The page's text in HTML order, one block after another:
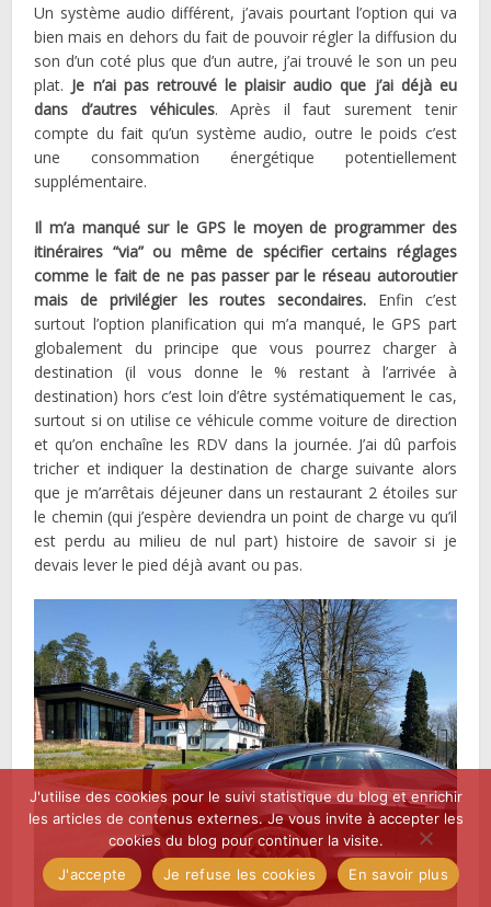
Un système audio différent, j’avais pourtant l’option qui va
bien mais en dehors du fait de pouvoir régler la diffusion du
son d’un coté plus que d’un autre, j’ai trouvé le son un peu
plat. Je n’ai pas retrouvé le plaisir audio que j’ai déjà eu
dans d’autres véhicules. Après il faut surement tenir
compte du fait qu’un système audio, outre le poids c’est
une consommation énergétique potentiellement
supplémentaire.
Il m’a manqué sur le GPS le moyen de programmer des
itinéraires “via” ou même de spécifier certains réglages
comme le fait de ne pas passer par le réseau autoroutier
mais de privilégier les routes secondaires. Enfin c’est
surtout l’option planification qui m’a manqué, le GPS part
globalement du principe que vous pourrez charger à
destination (il vous donne le % restant à l’arrivée à
destination) hors c’est loin d’être systématiquement le cas,
surtout si on utilise ce véhicule comme voiture de direction
et qu’on enchaîne les RDV dans la journée. J’ai dû parfois
tricher et indiquer la destination de charge suivante alors
que je m’arrêtais déjeuner dans un restaurant 2 étoiles sur
le chemin (qui j’espère deviendra un point de charge vu qu’il
est perdu au milieu de nul part) histoire de savoir si je
devais lever le pied déjà avant ou pas.
J'utilise des cookies pour le suivi statistique du blog et enrichir
les articles de contenus externes. Je vous invite à accepter les
cookies du blog pour continuer la visite.
J'accepte
Je refuse les cookies En savoir plus